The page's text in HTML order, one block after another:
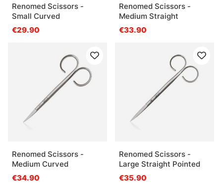
Renomed Scissors -
Small Curved
€29.90
Renomed Scissors -
Medium Straight
€33.90
Renomed Scissors -
Medium Curved
€34.90
Renomed Scissors -
Large Straight Pointed
€35.90